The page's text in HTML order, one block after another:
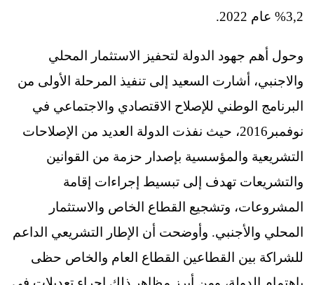
3,2% عام 2022.
وحول أهم جهود الدولة لتحفيز الاستثمار المحلي
والاجنبي، أشارت السعيد إلى تنفيذ المرحلة الأولى من
البرنامج الوطني للإصلاح الاقتصادي والاجتماعي في
نوفمبر2016، حيث نفذت الدولة العديد من الإصلاحات
التشريعية والمؤسسية بإصدار حزمة من القوانين
والتشريعات تهدف إلى تبسيط إجراءات إقامة
المشروعات، وتشجيع القطاع الخاص والاستثمار
المحلي والأجنبي. وأوضحت أن الإطار التشريعي الداعم
للشراكة بين القطاعين القطاع العام والخاص حظى